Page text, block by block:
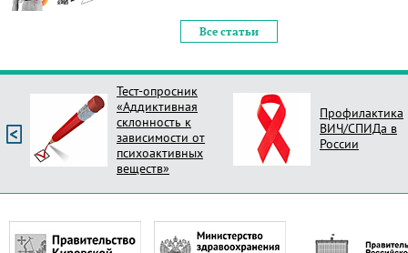
Все статьи
Тест-опросник
«Аддиктивная
склонность к
зависимости от
психоактивных
веществ»
Профилактика
ВИЧ/СПИДа в
России